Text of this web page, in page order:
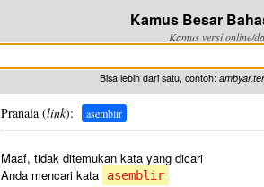
Kamus Besar
Kamus versi online/
Bisa lebih dari satu, contoh:
Pranala (link): asemblir
Maaf, tidak ditemukan kata yang dicari
Anda mencari kata
asemblir